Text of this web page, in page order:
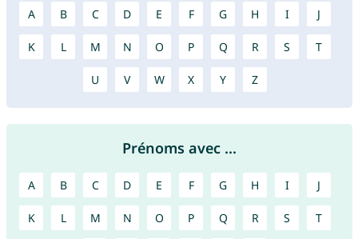
A B C D E F G H I J
K L M N O P Q R S T
U V W X Y Z
Prénoms avec ...
A B C D E F G H I J
K L M N O P Q R S T